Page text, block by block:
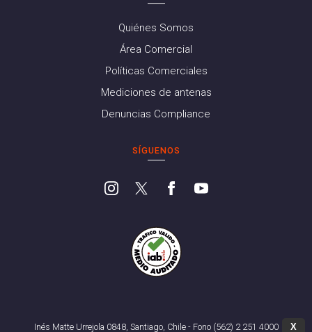
Quiénes Somos
Área Comercial
Políticas Comerciales
Mediciones de antenas
Denuncias Compliance
SÍGUENOS
Inés Matte Urrejola 0848, Santiago, Chile - Fono (562) 2 251 4000
X